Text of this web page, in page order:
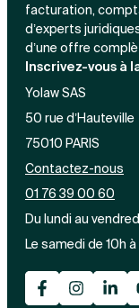
facturation,
d’experts
d’une offre
Inscrivez-vous à
Yolaw SAS
50 rue d’Hauteville
75010 PARIS
Contactez-nous
01 76 39 00 60
Du lundi au
Le samedi de 10h à